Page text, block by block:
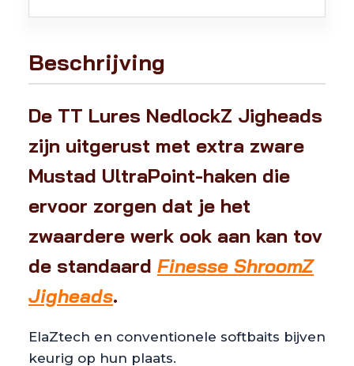
Beschrijving
De TT Lures NedlockZ Jigheads
zijn uitgerust met extra zware
Mustad UltraPoint-haken die
ervoor zorgen dat je het
zwaardere werk ook aan kan tov
de standaard Finesse ShroomZ
Jigheads.
ElaZtech en conventionele softbaits bijven
keurig op hun plaats.